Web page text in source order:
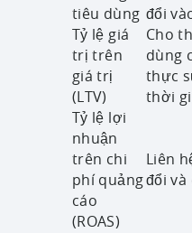
tiêu dùng đổi
Tỷ lệ giá
trị trên
giá trị
(LTV)
Cho
dùng
thực
thời
Tỷ lệ lợi
nhuận
trên chi
phí quảng
cáo
(ROAS)
Liên
đổi